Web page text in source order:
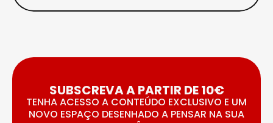
SUBSCREVA A PARTIR DE 10€
TENHA ACESSO A CONTEÚDO EXCLUSIVO E UM
NOVO ESPAÇO DESENHADO A PENSAR NA SUA